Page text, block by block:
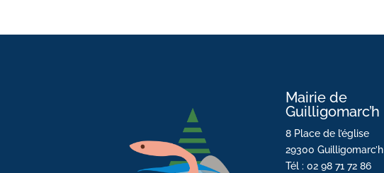
Mairie de
Guilligomarc’h
8 Place de l’église
29300 Guilligomarc’h
Tél : 02 98 71 72 86